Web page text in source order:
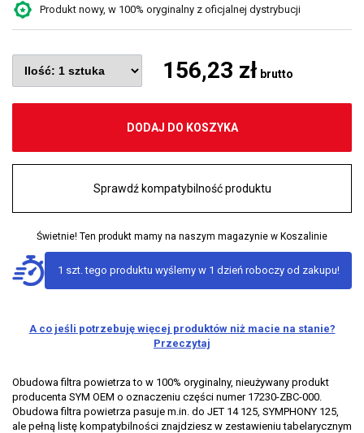
Produkt nowy, w 100% oryginalny z oficjalnej dystrybucji
156,23 zł brutto
DODAJ DO KOSZYKA
Sprawdź kompatybilność produktu
Świetnie! Ten produkt mamy na naszym magazynie w Koszalinie
1 szt. tego produktu wyślemy w 1 dzień roboczy od zakupu!
A co jeśli potrzebuję więcej produktów niż macie na stanie?
Przeczytaj
Obudowa filtra powietrza to w 100% oryginalny, nieużywany produkt
producenta SYM OEM o oznaczeniu części numer 17230-ZBC-000.
Obudowa filtra powietrza pasuje m.in. do JET 14 125, SYMPHONY 125,
ale pełną listę kompatybilności znajdziesz w zestawieniu tabelarycznym